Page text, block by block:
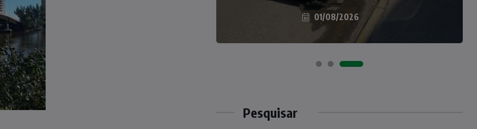
01/08/2026
04/08/2026
Pesquisar